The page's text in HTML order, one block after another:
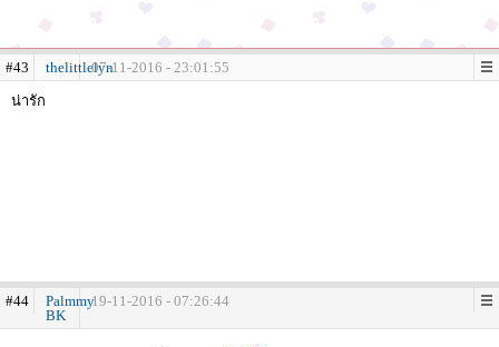
#43 thelittlelyn07-11-2016 - 23:01:55
น่ารัก
#44
Palmmy
BK
19-11-2016 - 07:26:44